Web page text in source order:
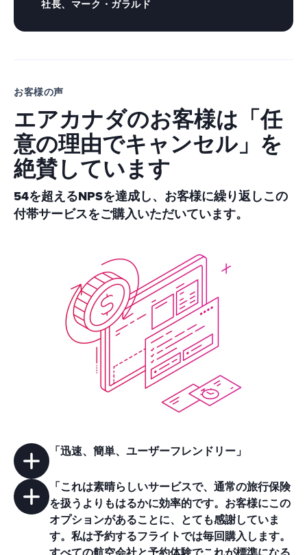
社長、マーク・ガラルド
お客様の声
エアカナダのお客様は「任
意の理由でキャンセル」を
絶賛しています
54を超えるNPSを達成し、お客様に繰り返しこの
付帯サービスをご購入いただいています。
「迅速、簡単、 ユーザーフレンドリー 」
「これは素晴らしいサービスで、 通常の旅行保険
を扱うよりもはるかに効率的です。 お客様にこの
オプションがあることに、とても感謝していま
す。私は予約するフライトでは毎回購入します。